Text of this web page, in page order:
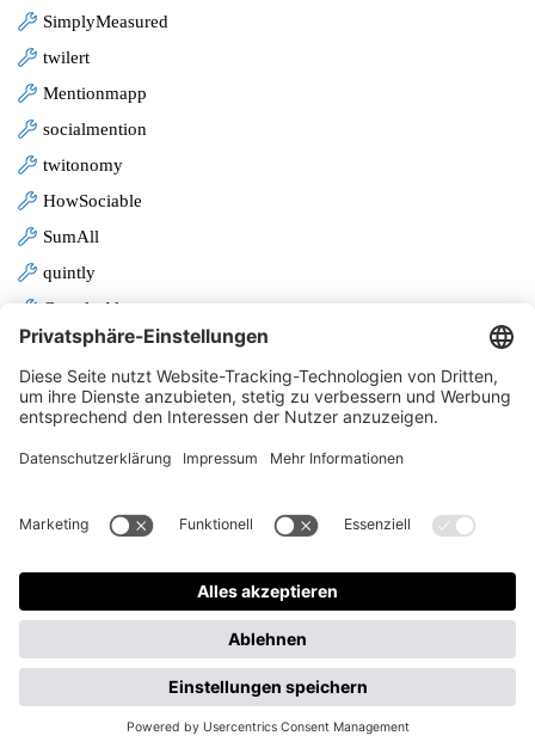
SimplyMeasured
twilert
Mentionmapp
socialmention
twitonomy
HowSociable
SumAll
quintly
Google Alerts
YouTube-Insights
facebook-Insights
Buzzsumo
Bootlenose
CircleCount
Social Media Marketing & Inbound Marketing
HubSpot